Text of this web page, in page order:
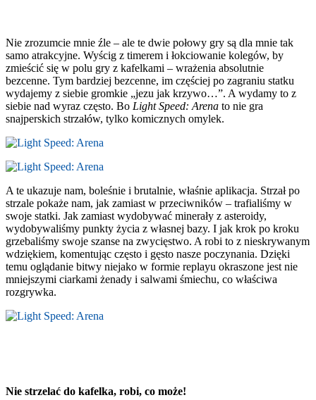
Nie zrozumcie mnie źle – ale te dwie połowy gry są dla mnie tak
samo atrakcyjne. Wyścig z timerem i łokciowanie kolegów, by
zmieścić się w polu gry z kafelkami – wrażenia absolutnie
bezcenne. Tym bardziej bezcenne, im częściej po zagraniu statku
wydajemy z siebie gromkie „jezu jak krzywo…”. A wydamy to z
siebie nad wyraz często. Bo Light Speed: Arena to nie gra
snajperskich strzałów, tylko komicznych omylek.
A te ukazuje nam, boleśnie i brutalnie, właśnie aplikacja. Strzał po
strzale pokaże nam, jak zamiast w przeciwników – trafialiśmy w
swoje statki. Jak zamiast wydobywać minerały z asteroidy,
wydobywaliśmy punkty życia z własnej bazy. I jak krok po kroku
grzebaliśmy swoje szanse na zwycięstwo. A robi to z nieskrywanym
wdziękiem, komentując często i gęsto nasze poczynania. Dzięki
temu oglądanie bitwy niejako w formie replayu okraszone jest nie
mniejszymi ciarkami żenady i salwami śmiechu, co właściwa
rozgrywka.
Nie strzelać do kafelka, robi, co może!